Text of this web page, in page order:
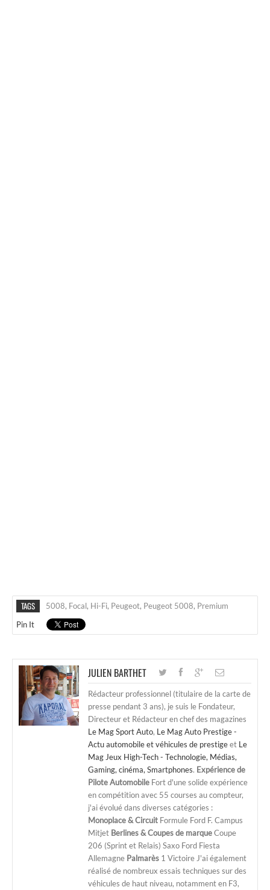
TAGS 5008, Focal, Hi-Fi, Peugeot, Peugeot 5008, Premium
Pin It
JULIEN BARTHET
Rédacteur professionnel (titulaire de la carte de
presse pendant 3 ans), je suis le Fondateur,
Directeur et Rédacteur en chef des magazines
Le Mag Sport Auto, Le Mag Auto Prestige -
Actu automobile et véhicules de prestigeet Le
Mag Jeux High-Tech - Technologie, Médias,
Gaming, cinéma, Smartphones. Expérience de
Pilote Automobile Fort d'une solide expérience
en compétition avec 55 courses au compteur,
j'ai évolué dans diverses catégories :
Monoplace & Circuit Formule Ford F. Campus
Mitjet Berlines & Coupes de marqueCoupe
206 (Sprint et Relais) Saxo Ford Fiesta
Allemagne Palmarès 1 Victoire J'ai également
réalisé de nombreux essais techniques sur des
véhicules de haut niveau, notamment en F3,